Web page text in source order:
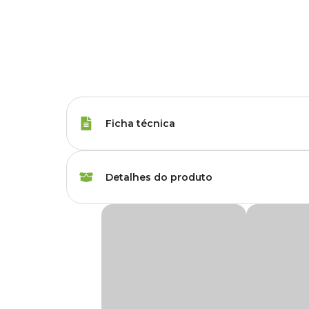
Ficha técnica
Sabor do Petisco Frango, Pato
Detalhes do produto